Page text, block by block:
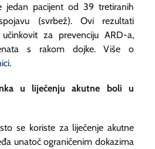
jedan pacijent od 39 tretiranih
(svrbež). Ovi rezultati
za prevenciju ARD-a,
s rakom dojke. Više o
.
u liječenju akutne boli u
se koriste za liječenje akutne
unatoč ograničenim dokazima